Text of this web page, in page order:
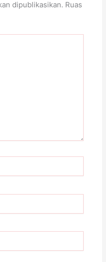
dipublikasikan. Ruas